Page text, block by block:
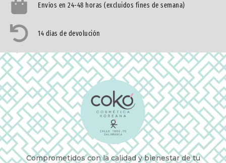
Envíos en 24-48 horas (excluidos fines de semana)
14 días de devolución
Comprometidos con la calidad y bienestar de tu